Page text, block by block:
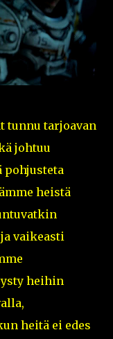
tunnu tarjoavan
johtuu
heistä
vaikeasti
heihin
heitä ei edes